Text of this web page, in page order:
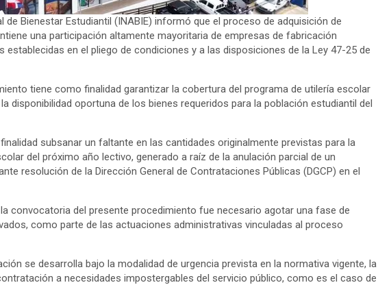
Bienestar Estudiantil (INABIE) informó que el proceso de adquisición de
una participación altamente mayoritaria de empresas de fabricación
en el pliego de condiciones y a las disposiciones de la Ley 47-25 de
tiene como finalidad garantizar la cobertura del programa de utilería escolar
disponibilidad oportuna de los bienes requeridos para la población estudiantil del
subsanar un faltante en las cantidades originalmente previstas para la
del próximo año lectivo, generado a raíz de la anulación parcial de un
resolución de la Dirección General de Contrataciones Públicas (DGCP) en el
convocatoria del presente procedimiento fue necesario agotar una fase de
como parte de las actuaciones administrativas vinculadas al proceso
se desarrolla bajo la modalidad de urgencia prevista en la normativa vigente, la
a necesidades impostergables del servicio público, como es el caso de